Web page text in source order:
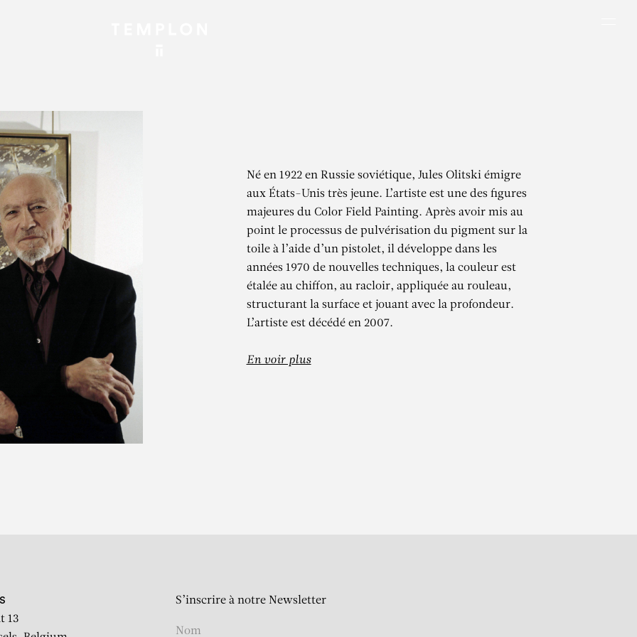
OLITSKI
Né en 1922 en Russie soviétique, Jules Olitski émigre
aux États-Unis très jeune. L’artiste est une des figures
majeures du Color Field Painting. Après avoir mis au
point le processus de pulvérisation du pigment sur la
toile à l’aide d’un pistolet, il développe dans les
années 1970 de nouvelles techniques, la couleur est
étalée au chiffon, au racloir, appliquée au rouleau,
structurant la surface et jouant avec la profondeur.
L’artiste est décédé en 2007.
En voir plus
13
S’inscrire à notre Newsletter